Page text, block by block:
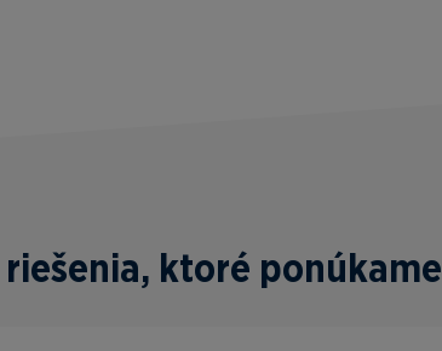
ktoré ponúkame